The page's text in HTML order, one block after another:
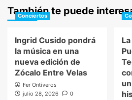
También te puede
Conciertos
Ingrid Cusido pondrá
la música en una
nueva edición de
Zócalo Entre Velas
Fer Ontiveros
julio 28, 2026
0